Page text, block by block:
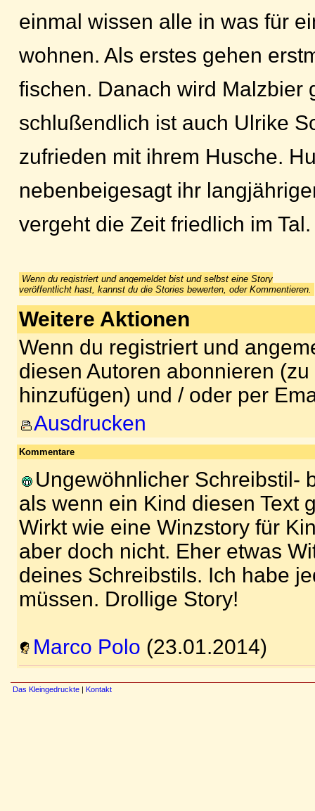
einmal wissen alle in was für
wohnen. Als erstes gehen
fischen. Danach wird Malzbier
schlußendlich ist auch Ulrike
zufrieden mit ihrem Husche.
nebenbeigesagt ihr
vergeht die Zeit friedlich im Tal.
Wenn du registriert und angemeldet bist und selbst eine Story
veröffentlicht hast, kannst du die Stories bewerten, oder Kommentieren.
Weitere Aktionen
Wenn du registriert und
diesen Autoren abonnieren
hinzufügen) und / oder per
Ausdrucken
Kommentare
Ungewöhnlicher Schreibstil-
als wenn ein Kind diesen Text
Wirkt wie eine Winzstory für
aber doch nicht. Eher etwas
deines Schreibstils. Ich habe
müssen. Drollige Story!
Marco Polo (23.01.2014)
Das Kleingedruckte | Kontakt